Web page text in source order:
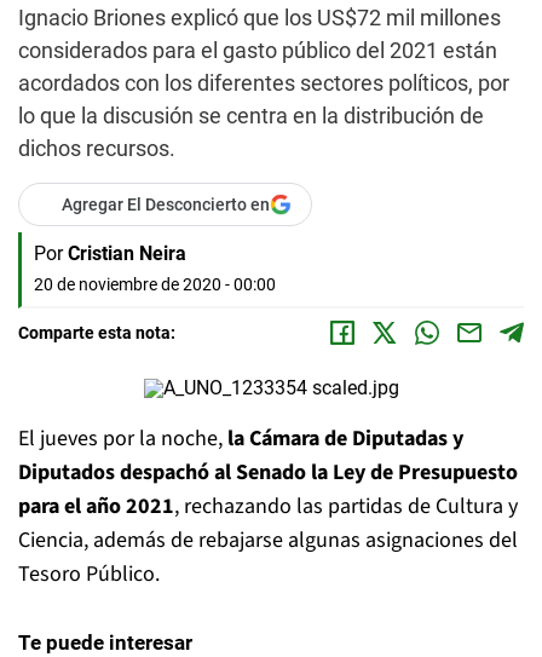
Ignacio Briones explicó que los US$72 mil millones
considerados para el gasto público del 2021 están
acordados con los diferentes sectores políticos, por
lo que la discusión se centra en la distribución de
dichos recursos.
Agregar El Desconcierto en
Por Cristian Neira
20 de noviembre de 2020 - 00:00
Comparte esta nota:
El jueves por la noche, la Cámara de Diputadas y
Diputados despachó al Senado la Ley de Presupuesto
para el año 2021, rechazando las partidas de Cultura y
Ciencia, además de rebajarse algunas asignaciones del
Tesoro Público.
Te puede interesar